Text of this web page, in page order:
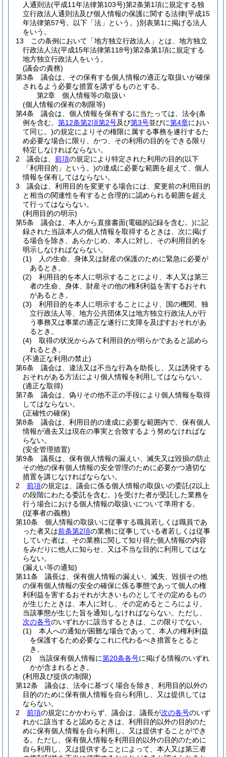
人通則法(平成11年法律第103号)第2条第1項に規定する独
立行政法人通則法及び個人情報の保護に関する法律(平成15
年法律第57号。以下「法」という。)別表第1に掲げる法人
をいう。
13
この条例において「地方独立行政法人」とは、地方独立
行政法人法(平成15年法律第118号)第2条第1項に規定する
地方独立行政法人をいう。
(議会の責務)
第3条
議会は、その保有する個人情報の適正な取扱いが確保
されるよう必要な措置を講ずるものとする。
第2章
個人情報等の取扱い
(個人情報の保有の制限等)
第4条
議会は、個人情報を保有するに当たっては、法令(条
例を含む。 第12条第2項第2号及び第3号並びに第4章におい
て同じ。)の規定によりその権限に属する事務を遂行するた
め必要な場合に限り、かつ、その利用の目的をできる限り
特定しなければならない。
2
議会は、 前項の規定により特定された利用の目的(以下
「利用目的」という。)の達成に必要な範囲を超えて、個人
情報を保有してはならない。
3
議会は、利用目的を変更する場合には、変更前の利用目的
と相当の関連性を有すると合理的に認められる範囲を超え
て行ってはならない。
(利用目的の明示)
第5条
議会は、本人から直接書面(電磁的記録を含む。)に記
録された当該本人の個人情報を取得するときは、次に掲げ
る場合を除き、あらかじめ、本人に対し、その利用目的を
明示しなければならない。
(1)
人の生命、身体又は財産の保護のために緊急に必要が
あるとき。
(2)
利用目的を本人に明示することにより、本人又は第三
者の生命、身体、財産その他の権利利益を害するおそれ
があるとき。
(3)
利用目的を本人に明示することにより、国の機関、独
立行政法人等、地方公共団体又は地方独立行政法人が行
う事務又は事業の適正な遂行に支障を及ぼすおそれがあ
るとき。
(4)
取得の状況からみて利用目的が明らかであると認めら
れるとき。
(不適正な利用の禁止)
第6条
議会は、違法又は不当な行為を助長し、又は誘発する
おそれがある方法により個人情報を利用してはならない。
(適正な取得)
第7条
議会は、偽りその他不正の手段により個人情報を取得
してはならない。
(正確性の確保)
第8条
議会は、利用目的の達成に必要な範囲内で、保有個人
情報が過去又は現在の事実と合致するよう努めなければな
らない。
(安全管理措置)
第9条
議長は、保有個人情報の漏えい、滅失又は毀損の防止
その他の保有個人情報の安全管理のために必要かつ適切な
措置を講じなければならない。
2
前項の規定は、議会に係る個人情報の取扱いの委託(2以上
の段階にわたる委託を含む。)を受けた者が受託した業務を
行う場合における個人情報の取扱いについて準用する。
(従事者の義務)
第10条
個人情報の取扱いに従事する職員若しくは職員であ
った者又は前条第2項の業務に従事している者若しくは従事
していた者は、その業務に関して知り得た個人情報の内容
をみだりに他人に知らせ、又は不当な目的に利用してはな
らない。
(漏えい等の通知)
第11条
議長は、保有個人情報の漏えい、滅失、毀損その他
の保有個人情報の安全の確保に係る事態であって個人の権
利利益を害するおそれが大きいものとしてその定めるもの
が生じたときは、本人に対し、その定めるところにより、
当該事態が生じた旨を通知しなければならない。 ただし、
次の各号のいずれかに該当するときは、この限りでない。
(1)
本人への通知が困難な場合であって、本人の権利利益
を保護するため必要なこれに代わるべき措置をとると
き。
(2)
当該保有個人情報に第20条各号に掲げる情報のいずれ
かが含まれるとき。
(利用及び提供の制限)
第12条
議会は、法令に基づく場合を除き、利用目的以外の
目的のために保有個人情報を自ら利用し、又は提供しては
ならない。
2
前項の規定にかかわらず、議会は、議長が次の各号のいず
れかに該当すると認めるときは、利用目的以外の目的のた
めに保有個人情報を自ら利用し、又は提供することができ
る。 ただし、保有個人情報を利用目的以外の目的のために
自ら利用し、又は提供することによって、本人又は第三者